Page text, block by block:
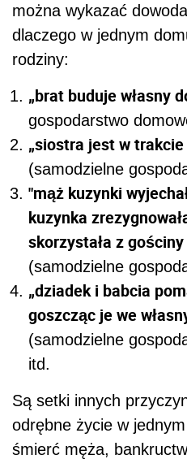
można wykazać
dlaczego w jednym
rodziny:
„brat buduje własny
gospodarstwo
„siostra jest w trakcie
(samodzielne
"mąż kuzynki
kuzynka
skorzystała z
(samodzielne
„dziadek i babcia
goszcząc je we
(samodzielne
itd.
Są setki innych
odrębne życie w
śmierć męża,